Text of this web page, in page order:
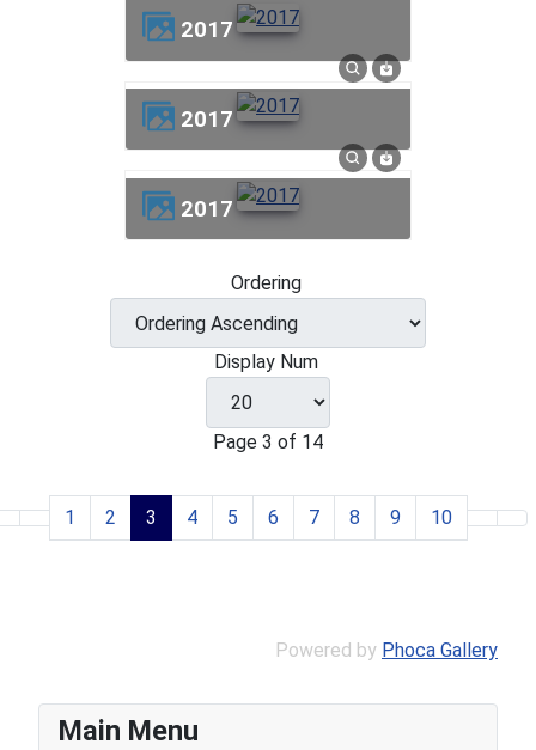
Main Menu
2017
2017
2017
Ordering
Display Num
Page 3 of 14
1 2 3 4 5 6 7 8 9 10
Powered by Phoca Gallery